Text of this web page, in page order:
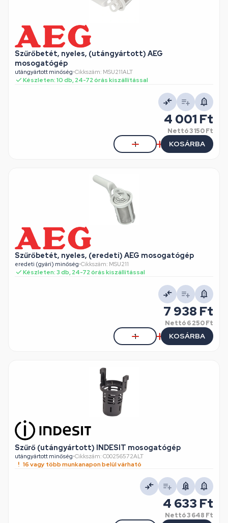
Szűrőbetét, nyeles, (utángyártott) AEG
mosogatógép
utángyártott minőség•Cikkszám: MSU211ALT
Készleten: 10 db, 24-72 órás kiszállítással
4 001 Ft
Nettó3 150 Ft
KOSÁRBA
Szűrőbetét, nyeles, (eredeti) AEG mosogatógép
eredeti (gyári) minőség•Cikkszám: MSU211
Készleten: 3 db, 24-72 órás kiszállítással
7 938 Ft
Nettó6 250 Ft
KOSÁRBA
Szűrő (utángyártott) INDESIT mosogatógép
utángyártott minőség•Cikkszám: C00256572ALT
16 vagy több munkanapon belül várható
4 633 Ft
Nettó3 648 Ft